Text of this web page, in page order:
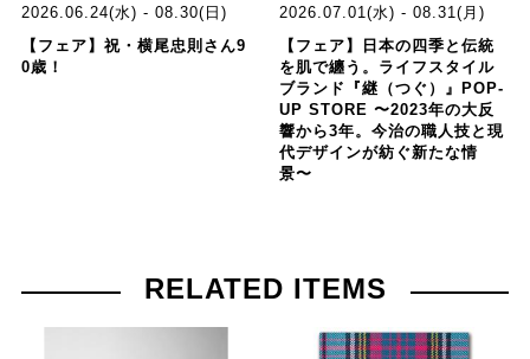
2026.06.24(水) - 08.30(日)
【フェア】祝・横尾忠則さん9
0歳！
2026.07.01(水) - 08.31(月)
【フェア】日本の四季と伝統
を肌で纏う。ライフスタイル
ブランド『継（つぐ）』POP-
UP STORE 〜2023年の大反
響から3年。今治の職人技と現
代デザインが紡ぐ新たな情
景〜
RELATED ITEMS